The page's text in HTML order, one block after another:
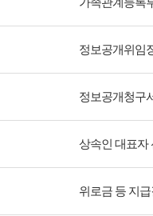
정보공개위임
정보공개청구
상속인 대표자
위로금 등 지